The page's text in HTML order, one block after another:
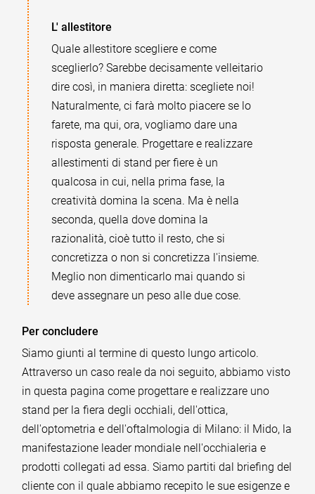
L' allestitore
Quale allestitore scegliere e come
sceglierlo? Sarebbe decisamente velleitario
dire così, in maniera diretta: scegliete noi!
Naturalmente, ci farà molto piacere se lo
farete, ma qui, ora, vogliamo dare una
risposta generale. Progettare e realizzare
allestimenti di stand per fiere è un
qualcosa in cui, nella prima fase, la
creatività domina la scena. Ma è nella
seconda, quella dove domina la
razionalità, cioè tutto il resto, che si
concretizza o non si concretizza l'insieme.
Meglio non dimenticarlo mai quando si
deve assegnare un peso alle due cose.
Per concludere
Siamo giunti al termine di questo lungo articolo.
Attraverso un caso reale da noi seguito, abbiamo visto
in questa pagina come progettare e realizzare uno
stand per la fiera degli occhiali, dell'ottica,
dell'optometria e dell'oftalmologia di Milano: il Mido, la
manifestazione leader mondiale nell'occhialeria e
prodotti collegati ad essa. Siamo partiti dal briefing del
cliente con il quale abbiamo recepito le sue esigenze e